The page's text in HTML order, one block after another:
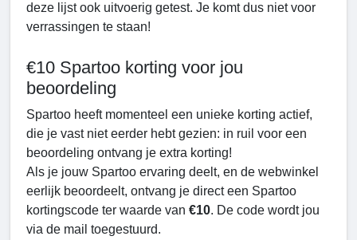
deze lijst ook uitvoerig getest. Je komt dus niet voor
verrassingen te staan!
€10 Spartoo korting voor jou
beoordeling
Spartoo heeft momenteel een unieke korting actief,
die je vast niet eerder hebt gezien: in ruil voor een
beoordeling ontvang je extra korting!
Als je jouw Spartoo ervaring deelt, en de webwinkel
eerlijk beoordeelt, ontvang je direct een Spartoo
kortingscode ter waarde van €10. De code wordt jou
via de mail toegestuurd.